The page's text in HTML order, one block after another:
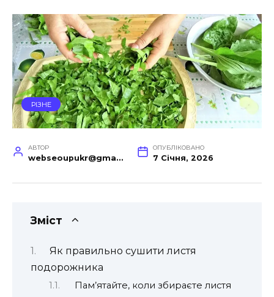
РІЗНЕ
АВТОР
webseoupukr@gmail.com
ОПУБЛІКОВАНО
7 Січня, 2026
Зміст
Як правильно сушити листя
подорожника
Пам’ятайте, коли збираєте листя